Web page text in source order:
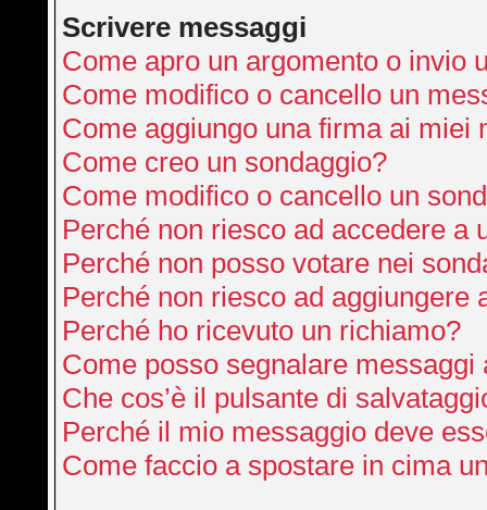
Scrivere messaggi
Come apro un argomento o invio
Come modifico o cancello un
Come aggiungo una firma ai miei
Come creo un sondaggio?
Come modifico o cancello un
Perché non riesco ad accedere a
Perché non posso votare nei
Perché non riesco ad aggiungere
Perché ho ricevuto un richiamo?
Come posso segnalare messaggi
Che cos’è il pulsante di
Perché il mio messaggio deve
Come faccio a spostare in cima